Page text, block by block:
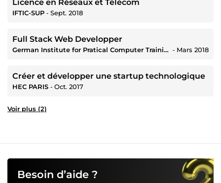
Licence en Réseaux et Télécom
IFTIC-SUP ‐ Sept. 2018
Full Stack Web Developper
German Institute for Pratical Computer Training and Business ‐ Mars 2018
Créer et développer une startup technologique
HEC PARIS ‐ Oct. 2017
Voir plus (2)
Besoin d’aide ?